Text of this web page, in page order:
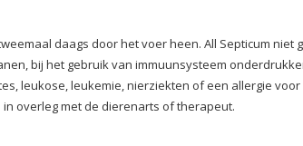
daags door het voer heen. All Septicum niet
bij het gebruik van immuunsysteem
leukose, leukemie, nierziekten of een allergie
overleg met de dierenarts of therapeut.